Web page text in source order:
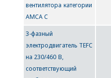
вентилятора категории
AMCA C
3-фазный
электродвигатель TEFC
на 230/460 В,
соответствующий